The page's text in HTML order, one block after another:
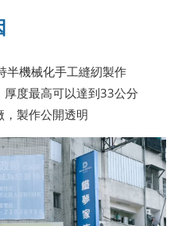
半機械化手工縫紉製作
厚度最高可以達到33公分
，製作公開透明